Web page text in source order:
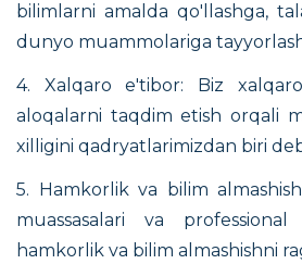
bilimlarni amalda qo'llashga,
dunyo muammolariga
4. Xalqaro e'tibor: Biz
aloqalarni taqdim etish orqali
xilligini qadryatlarimizdan biri
5. Hamkorlik va bilim
muassasalari va
hamkorlik va bilim almashishni